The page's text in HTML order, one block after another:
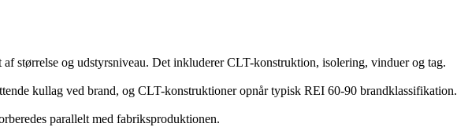
størrelse og udstyrsniveau. Det inkluderer CLT-konstruktion, isolering, vinduer og tag.
kullag ved brand, og CLT-konstruktioner opnår typisk REI 60-90 brandklassifikation.
parallelt med fabriksproduktionen.